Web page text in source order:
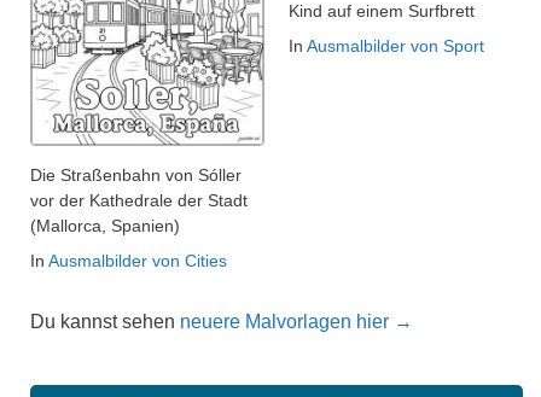
Die Straßenbahn von Sóller
vor der Kathedrale der Stadt
(Mallorca, Spanien)
In Ausmalbilder von Cities
Kind auf einem Surfbrett
In Ausmalbilder von Sport
Du kannst sehen neuere Malvorlagen hier →